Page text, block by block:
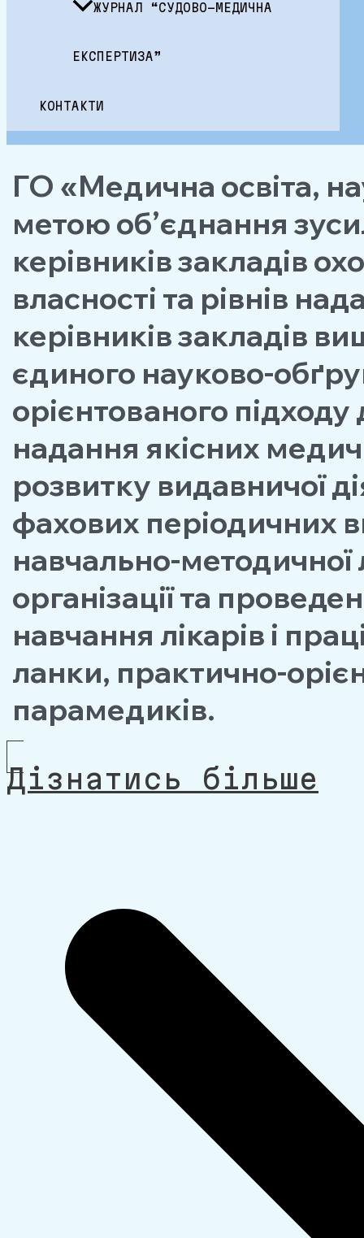
ЖУРНАЛ “СУДОВО-МЕДИЧНА
ЕКСПЕРТИЗА”
КОНТАКТИ
ГО «Медична освіта,
метою об’єднання
керiвникiв закладiв
власності та рiвнiв
керiвникiв закладiв
єдиного науково-
орiєнтованого пiдходу
надання якiсних
розвитку видавничої
фахових періодичних
навчально-
організації та
навчання лікарів і
ланки, практично-
парамедиків.
Дізнатись більше